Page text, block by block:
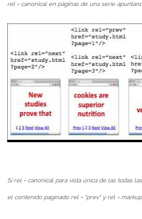
rel = canonical en páginas de una serie
Si rel = canonical para vista única de las todas
el contenido paginado rel = "prev" y rel =